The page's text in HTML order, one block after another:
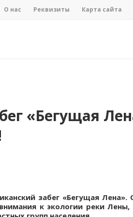
О нас Реквизиты Карта сайта
«Бегущая
забег «Бегущая
к экологии реки